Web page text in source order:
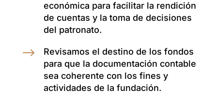
económica para facilitar la rendición
de cuentas y la toma de decisiones
del patronato.
$
Revisamos el destino de los fondos
para que la documentación contable
sea coherente con los fines y
actividades de la fundación.